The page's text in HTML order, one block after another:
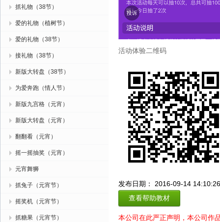
抓礼物（38节）
爱的礼物（植树节）
爱的礼物（38节）
接礼物（38节）
新版大转盘（38节）
为爱奔跑（情人节）
新版九宫格（元宵）
新版大转盘（元宵）
翻翻看（元宵）
摇一摇抽奖（元宵）
元宵舞狮
抓兔子（元宵节）
摇奖机（元宵节）
抓糖果（元宵节）
活动体验二维码
发布日期： 2016-09-14 14:10:26
查看帮助教材
本公司在此严正声明，本公司作